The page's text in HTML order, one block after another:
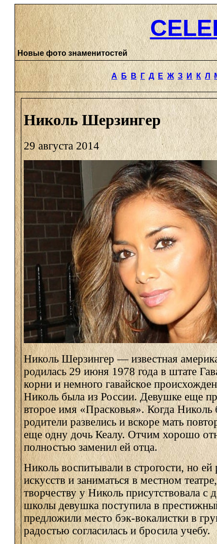
Новые фото знаменитостей
А Б В Г Д Е Ж З И К Л
Николь Шерзингер
29 августа 2014
Николь Шерзингер — известная
родилась 29 июня 1978 года в штате
корни и немного гавайское
Николь была из России. Девушке еще
второе имя «Прасковья». Когда Николь
родители развелись и вскоре мать
еще одну дочь Кеалу. Отчим хорошо
полностью заменил ей отца.
Николь воспитывали в строгости, но
искусств и заниматься в местном
творчеству у Николь присутствовала с
школы девушка поступила в
предложили место бэк-вокалистки в
радостью согласилась и бросила учебу.